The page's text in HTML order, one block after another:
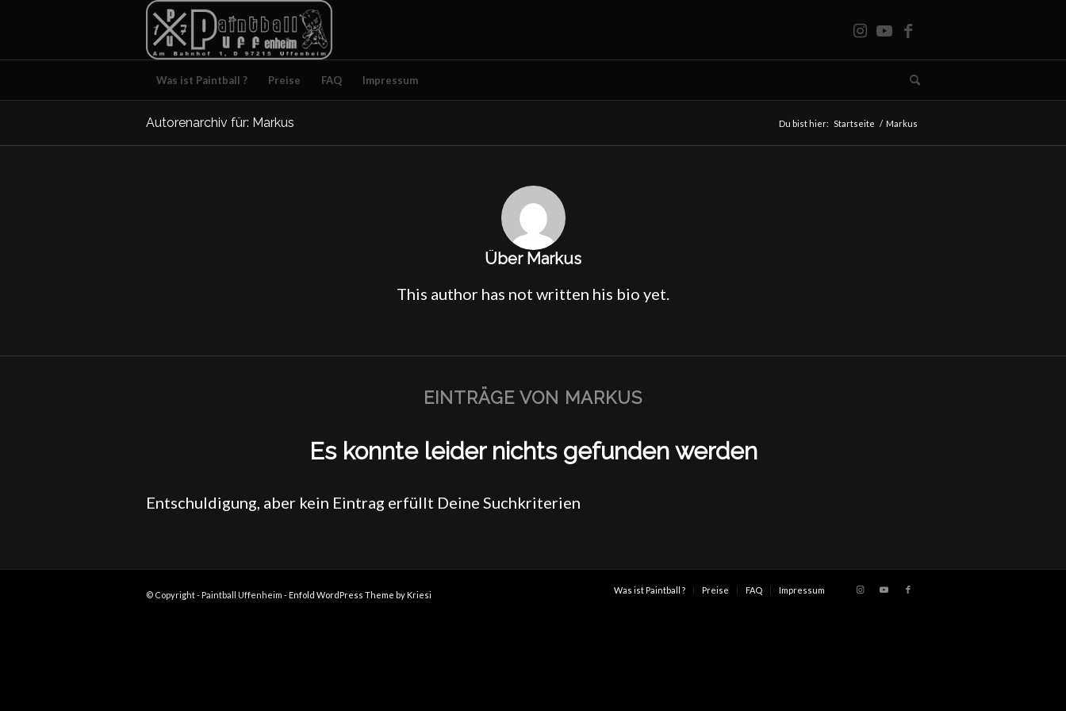
Was ist Paintball ? Preise FAQ Impressum
Autorenarchiv für: Markus Du bist hier: Startseite / Markus
Über Markus
This author has not written his bio yet.
EINTRÄGE VON MARKUS
Es konnte leider nichts gefunden werden
Entschuldigung, aber kein Eintrag erfüllt Deine Suchkriterien
© Copyright - Paintball Uffenheim -Enfold WordPress Theme by Kriesi Was ist Paintball ? Preise FAQ Impressum